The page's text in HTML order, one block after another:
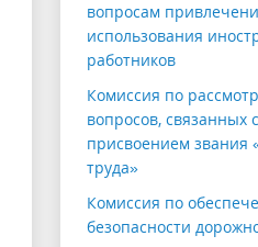
вопросам
использования
работников
Комиссия по
вопросов, связанных с
присвоением звания
труда»
Комиссия по
безопасности